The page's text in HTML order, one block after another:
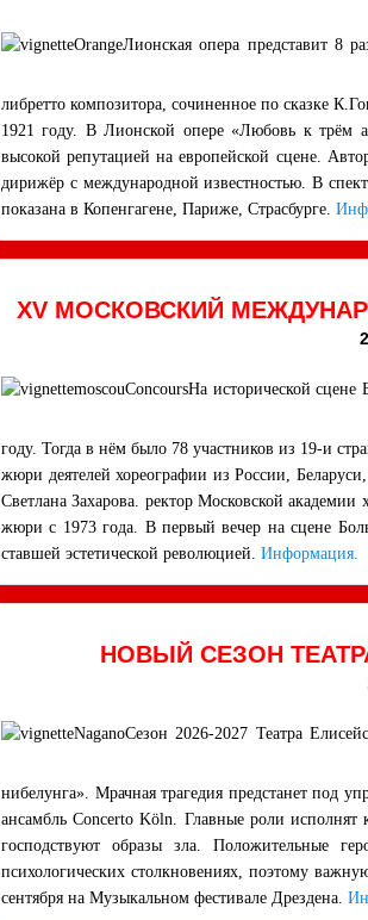
Лионская опера представит 8
либретто композитора, сочиненное по сказке
1921 году. В Лионской опере «Любовь к трём
высокой репутацией на европейской сцене.
дирижёр с международной известностью. В
показана в Копенгагене, Париже, Страсбурге.
XV МОСКОВСКИЙ
На исторической сцене
году. Тогда в нём было 78 участников из 19-и
жюри деятелей хореографии из России,
Светлана Захарова. ректор Московской
жюри с 1973 года. В первый вечер на сцене
ставшей эстетической революцией. Информация.
НОВЫЙ СЕЗОН
Сезон 2026-2027 Театра
нибелунга». Мрачная трагедия предстанет под
ансамбль Concerto Köln. Главные роли
господствуют образы зла. Положительные
психологических столкновениях, поэтому
сентября на Музыкальном фестивале Дрездена.